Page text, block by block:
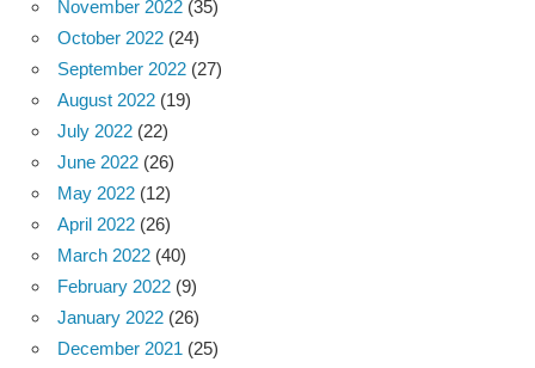
November 2022 (35)
October 2022 (24)
September 2022 (27)
August 2022 (19)
July 2022 (22)
June 2022 (26)
May 2022 (12)
April 2022 (26)
March 2022 (40)
February 2022 (9)
January 2022 (26)
December 2021 (25)